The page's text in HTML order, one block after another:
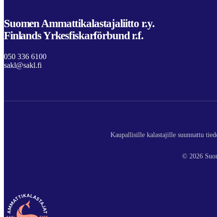
Suomen Ammattikalastajaliitto r.y.
Finlands Yrkesfiskarförbund r.f.
050 336 6100
sakl@sakl.fi
Kaupallisille kalastajille suunnattu
© 2026